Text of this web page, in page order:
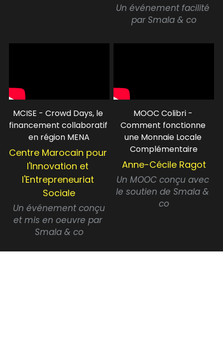
Un événement facilité
par Smala & co
MCISE - Crowd Days, le
financement collaboratif
en région MENA
Centre Marocain pour
l'Innovation et
l'Entrepreneuriat
Sociale
et mis en oeuvre par
Smala & co
Comment fonctionne
une Monnaie Locale
Complémentaire
Anne-Cécile Ragot
Un MOOC conçu avec
le soutien de Smala &
co